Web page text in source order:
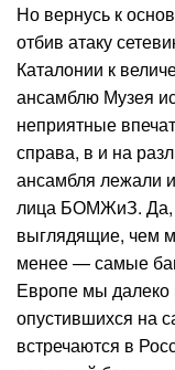
Но вернусь к
отбив атаку
Каталонии к
ансамблю Музея
неприятные
справа, в и на
ансамбля лежали
лица БОМЖиЗ. Да,
выглядящие, чем
менее — самые
Европе мы далеко
опустившихся на
встречаются в